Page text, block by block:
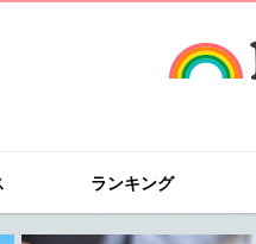
ランキング